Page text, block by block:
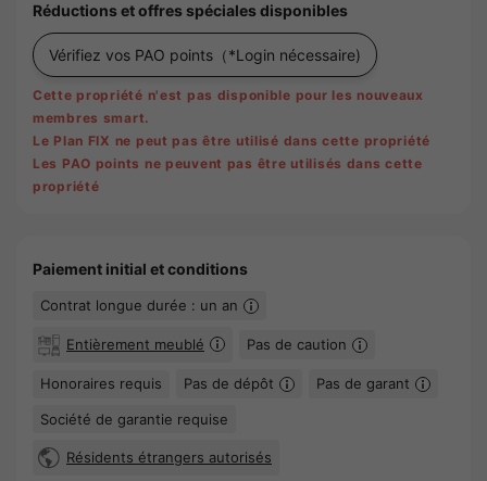
Réductions et offres spéciales disponibles
Vérifiez vos PAO points （*Login nécessaire)
Cette propriété n'est pas disponible pour les nouveaux
membres smart.
Le Plan FIX ne peut pas être utilisé dans cette propriété
Les PAO points ne peuvent pas être utilisés dans cette
propriété
Paiement initial et conditions
Contrat longue durée : un an
Entièrement meublé Pas de caution
Honoraires requis Pas de dépôt Pas de garant
Société de garantie requise
Résidents étrangers autorisés